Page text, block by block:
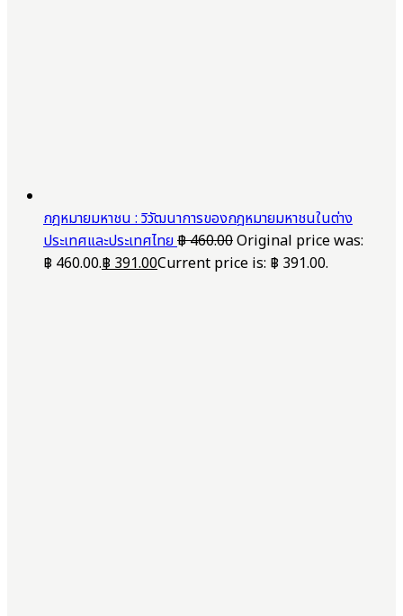
กฎหมายมหาชน : วิวัฒนาการของกฎหมายมหาชนในต่าง
ประเทศและประเทศไทย฿460.00Original price was:
฿ 460.00.฿391.00Current price is: ฿ 391.00.